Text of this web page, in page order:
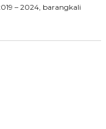
– 2024, barangkali